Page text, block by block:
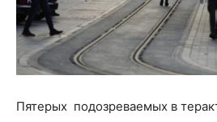
Пятерых подозреваемых в